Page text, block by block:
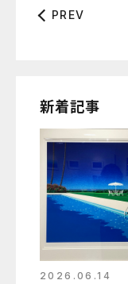
PREV
新着記事
2026.06.14